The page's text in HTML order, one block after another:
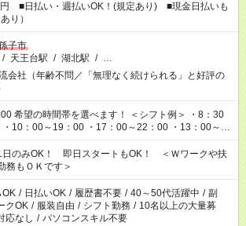
■日払い・週払いOK！(規定あり) ■現金日払いも
り）
子市
/ 天王台駅 / 湖北駅 / …
会社（年齢不問／「無理なく続けられる」と好評の
＞ ・8：30
・10：00～19：00 ・17：00～22：00 ・13：00～
：00～翌6：00 など
1日のみOK！ 即日スタートもOK！ ＜Ｗワークや扶
務もＯＫです＞
OK / 日払いOK / 履歴書不要 / 40～50代活躍中 / 副
クOK / 服装自由 / シフト勤務 / 10名以上の大量募
応なし / パソコンスキル不要